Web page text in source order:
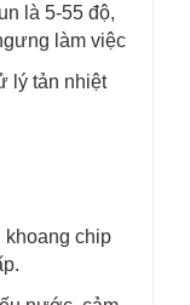
là 5-55 độ,
làm việc
lý tản nhiệt
khoang chip